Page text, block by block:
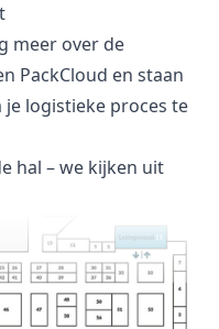
meer over de
PackCloud en staan
logistieke proces te
hal – we kijken uit